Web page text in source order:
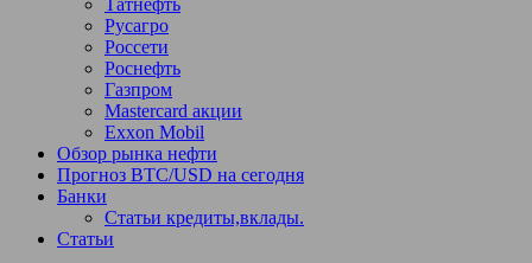
Татнефть
Русагро
Россети
Роснефть
Газпром
Mastercard акции
Exxon Mobil
Обзор рынка нефти
Прогноз BTC/USD на сегодня
Банки
Статьи кредиты,вклады.
Статьи